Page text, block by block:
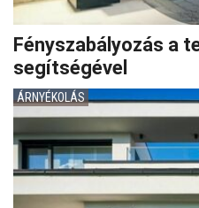
Fényszabályozás a
segítségével
ÁRNYÉKOLÁS